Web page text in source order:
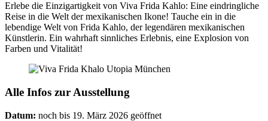
Erlebe die Einzigartigkeit von Viva Frida Kahlo: Eine eindringliche
Reise in die Welt der mexikanischen Ikone! Tauche ein in die
lebendige Welt von Frida Kahlo, der legendären mexikanischen
Künstlerin. Ein wahrhaft sinnliches Erlebnis, eine Explosion von
Farben und Vitalität!
Alle Infos zur Ausstellung
Datum: noch bis 19. März 2026 geöffnet